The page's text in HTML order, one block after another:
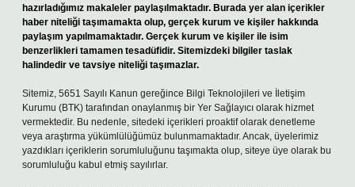
hazırladığımız makaleler paylaşılmaktadır. Burada yer alan içerikler
haber niteliği taşımamakta olup, gerçek kurum ve kişiler hakkında
paylaşım yapılmamaktadır. Gerçek kurum ve kişiler ile isim
benzerlikleri tamamen tesadüfidir. Sitemizdeki bilgiler taslak
halindedir ve tavsiye niteliği taşımazlar.
Sitemiz, 5651 Sayılı Kanun gereğince Bilgi Teknolojileri ve İletişim
Kurumu (BTK) tarafından onaylanmış bir Yer Sağlayıcı olarak hizmet
vermektedir. Bu nedenle, sitedeki içerikleri proaktif olarak denetleme
veya araştırma yükümlülüğümüz bulunmamaktadır. Ancak, üyelerimiz
yazdıkları içeriklerin sorumluluğunu taşımakta olup, siteye üye olarak bu
sorumluluğu kabul etmiş sayılırlar.